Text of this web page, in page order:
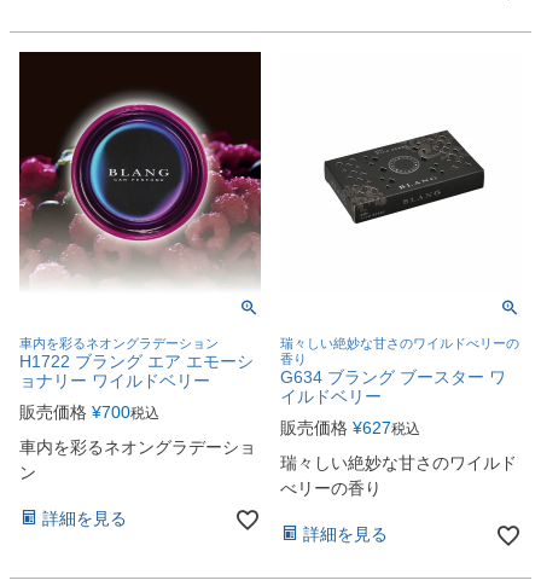
車内を彩るネオングラデーション
H1722 ブラング エア エモーシ
ョナリー ワイルドベリー
販売価格 ¥700税込
車内を彩るネオングラデーショ
ン
詳細を見る
瑞々しい絶妙な甘さのワイルドべリーの
香り
G634 ブラング ブースター ワ
イルドベリー
販売価格 ¥627税込
瑞々しい絶妙な甘さのワイルド
べリーの香り
詳細を見る